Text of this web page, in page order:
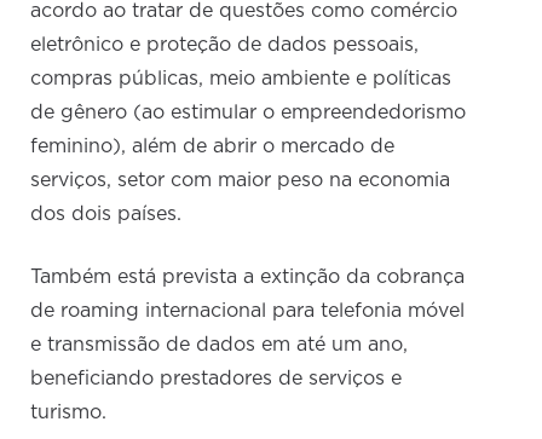
acordo ao tratar de questões como comércio
eletrônico e proteção de dados pessoais,
compras públicas, meio ambiente e políticas
de gênero (ao estimular o empreendedorismo
feminino), além de abrir o mercado de
serviços, setor com maior peso na economia
dos dois países.
Também está prevista a extinção da cobrança
de roaming internacional para telefonia móvel
e transmissão de dados em até um ano,
beneficiando prestadores de serviços e
turismo.